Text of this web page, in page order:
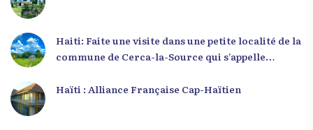
Haiti: Faite une visite dans une petite localité de la
commune de Cerca-la-Source qui s’appelle
Haïti : Alliance Française Cap-Haïtien